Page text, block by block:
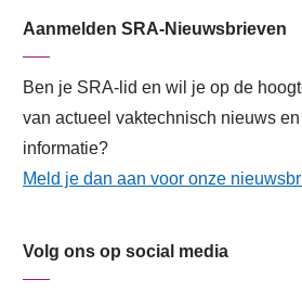
Aanmelden SRA-Nieuwsbrieven
Ben je SRA-lid en wil je op de
van actueel vaktechnisch nieuws
informatie?
Meld je dan aan voor onze
Volg ons op social media